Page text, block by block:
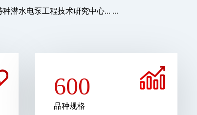
潜水电泵工程技术研究中心... ...
600
品种规格